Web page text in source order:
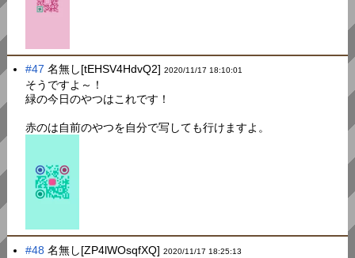
#47 名無し[tEHSV4HdvQ2]2020/11/17 18:10:01
そうですよ～！
緑の今日のやつはこれです！
赤のは自前のやつを自分で写しても行けますよ。
#48 名無し[ZP4lWOsqfXQ]2020/11/17 18:25:13